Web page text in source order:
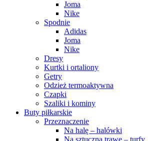
Joma
Nike
Spodnie
Adidas
Joma
Nike
Dresy
Kurtki i ortaliony
Getry
Odzież termoaktywna
Czapki
Szaliki i kominy
Buty piłkarskie
Przeznaczenie
Na halę – halówki
Na sztuczną trawę – turfy